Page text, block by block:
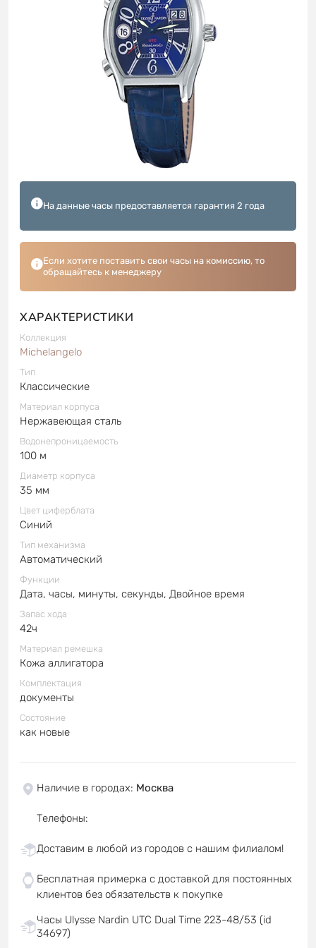
На данные часы предоставляется гарантия 2 года
Если хотите поставить свои часы на комиссию, то
обращайтесь к менеджеру
ХАРАКТЕРИСТИКИ
Коллекция
Michelangelo
Тип
Классические
Материал корпуса
Нержавеющая сталь
Водонепроницаемость
100 м
Диаметр корпуса
35 мм
Цвет циферблата
Синий
Тип механизма
Автоматический
Функции
Дата, часы, минуты, секунды, Двойное время
Запас хода
42ч
Материал ремешка
Кожа аллигатора
Комплектация
документы
Состояние
как новые
Наличие в городах: Москва
Телефоны:
Доставим в любой из городов с нашим филиалом!
Бесплатная примерка с доставкой для постоянных
клиентов без обязательств к покупке
Часы Ulysse Nardin UTC Dual Time 223-48/53 (id
34697)